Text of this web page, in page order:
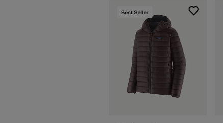
Best Seller